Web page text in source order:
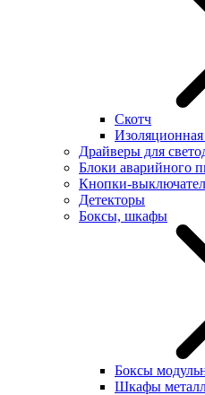
Скотч
Изоляционная
Драйверы для
Блоки аварийного
Кнопки-
Детекторы
Боксы, шкафы
Боксы
Шкафы